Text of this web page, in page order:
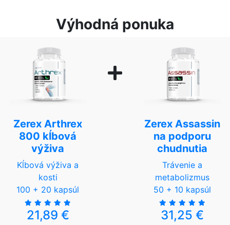
Výhodná ponuka
Zerex Arthrex
800 kĺbová
výživa
Kĺbová výživa a
kosti
100 + 20 kapsúl
21,89 €
Zerex Assassin
na podporu
chudnutia
Trávenie a
metabolizmus
50 + 10 kapsúl
31,25 €